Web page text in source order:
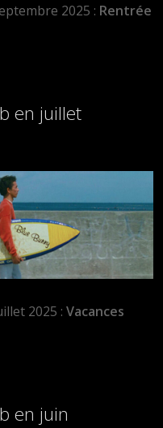
2025 : Rentrée
en juillet
2025 : Vacances
en juin